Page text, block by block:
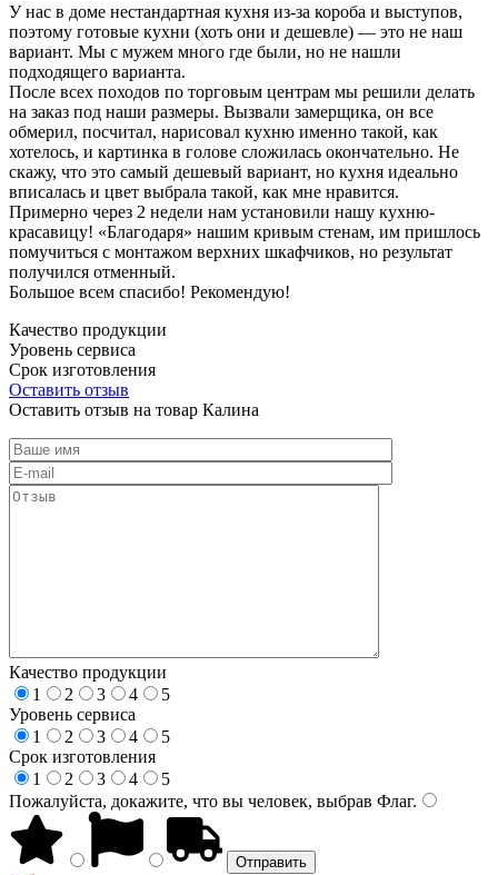
У нас в доме нестандартная кухня из-за короба и выступов,
поэтому готовые кухни (хоть они и дешевле) — это не наш
вариант. Мы с мужем много где были, но не нашли
подходящего варианта.
После всех походов по торговым центрам мы решили делать
на заказ под наши размеры. Вызвали замерщика, он все
обмерил, посчитал, нарисовал кухню именно такой, как
хотелось, и картинка в голове сложилась окончательно. Не
скажу, что это самый дешевый вариант, но кухня идеально
вписалась и цвет выбрала такой, как мне нравится.
Примерно через 2 недели нам установили нашу кухню-
красавицу! «Благодаря» нашим кривым стенам, им пришлось
помучиться с монтажом верхних шкафчиков, но результат
получился отменный.
Большое всем спасибо! Рекомендую!
Качество продукции
Уровень сервиса
Срок изготовления
Оставить отзыв
Оставить отзыв на товар Калина
Качество продукции
1
2 3 4
5
Уровень сервиса
1
2 3 4
5
Срок изготовления
1
2 3 4
5
Пожалуйста, докажите, что вы человек, выбрав Флаг.